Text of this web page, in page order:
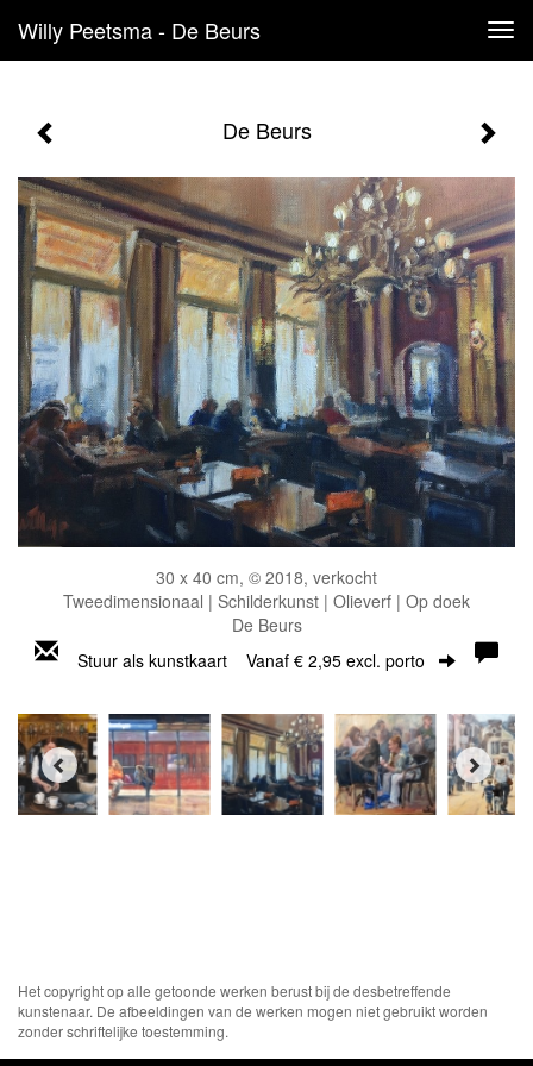
Willy Peetsma - De Beurs
De Beurs
30 x 40 cm, © 2018, verkocht
Tweedimensionaal | Schilderkunst | Olieverf | Op doek
De Beurs
Stuur als kunstkaart Vanaf € 2,95 excl. porto
Het copyright op alle getoonde werken berust bij de desbetreffende
kunstenaar. De afbeeldingen van de werken mogen niet gebruikt worden
zonder schriftelijke toestemming.